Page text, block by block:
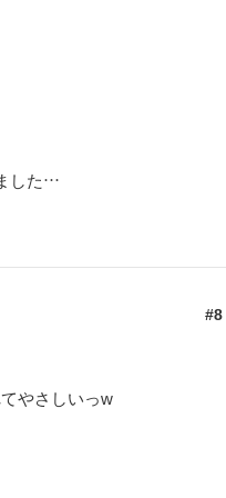
した…
8
やさしいっw